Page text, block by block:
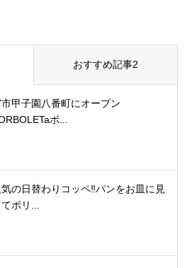
おすすめ記事2
甲子園八番町にオープン
ボ...
の日替わりコッペ‼︎パンをお皿に見
ボリ...